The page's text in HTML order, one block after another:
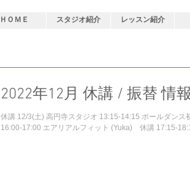
ＨＯＭＥ スタジオ紹介 レッスン紹介
2022年12月 休講 / 振替 情
休講 12/3(土) 高円寺スタジオ 13:15-14:15 ポールダン
16:00-17:00 エアリアルフィット (Yuka) 休講 17:15-